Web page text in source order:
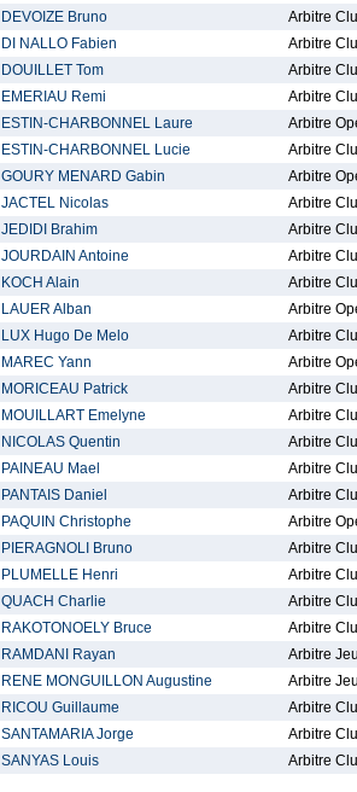
DEVOIZE Bruno Arbitre
DI NALLO Fabien Arbitre
DOUILLET Tom Arbitre
EMERIAU Remi Arbitre
ESTIN-CHARBONNEL Laure Arbitre
ESTIN-CHARBONNEL Lucie Arbitre
GOURY MENARD Gabin Arbitre
JACTEL Nicolas Arbitre
JEDIDI Brahim Arbitre
JOURDAIN Antoine Arbitre
KOCH Alain Arbitre
LAUER Alban Arbitre
LUX Hugo De Melo Arbitre
MAREC Yann Arbitre
MORICEAU Patrick Arbitre
MOUILLART Emelyne Arbitre
NICOLAS Quentin Arbitre
PAINEAU Mael Arbitre
PANTAIS Daniel Arbitre
PAQUIN Christophe Arbitre
PIERAGNOLI Bruno Arbitre
PLUMELLE Henri Arbitre
QUACH Charlie Arbitre
RAKOTONOELY Bruce Arbitre
RAMDANI Rayan Arbitre
RENE MONGUILLON Augustine Arbitre
RICOU Guillaume Arbitre
SANTAMARIA Jorge Arbitre
SANYAS Louis Arbitre